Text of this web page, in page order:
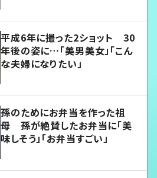
平成6年に撮った2ショット 30
年後の姿に…「美男美女」「こん
な夫婦になりたい」
孫のためにお弁当を作った祖
母 孫が絶賛したお弁当に「美
味しそう」「お弁当すごい」